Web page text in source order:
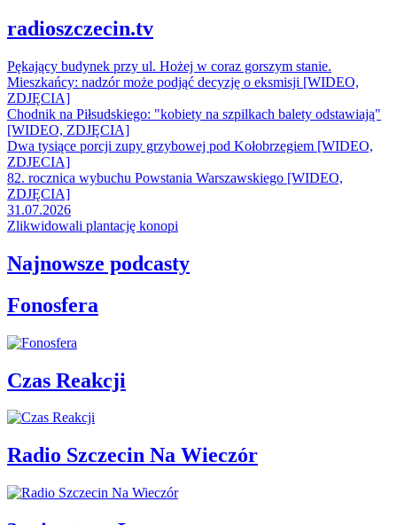
radioszczecin.tv
Pękający budynek przy ul. Hożej w coraz gorszym stanie.
Mieszkańcy: nadzór może podjąć decyzję o eksmisji [WIDEO,
ZDJĘCIA]
Chodnik na Piłsudskiego: "kobiety na szpilkach balety odstawiają"
[WIDEO, ZDJĘCIA]
Dwa tysiące porcji zupy grzybowej pod Kołobrzegiem [WIDEO,
ZDJECIA]
82. rocznica wybuchu Powstania Warszawskiego [WIDEO,
ZDJĘCIA]
31.07.2026
Zlikwidowali plantację konopi
Najnowsze podcasty
Fonosfera
Czas Reakcji
Radio Szczecin Na Wieczór